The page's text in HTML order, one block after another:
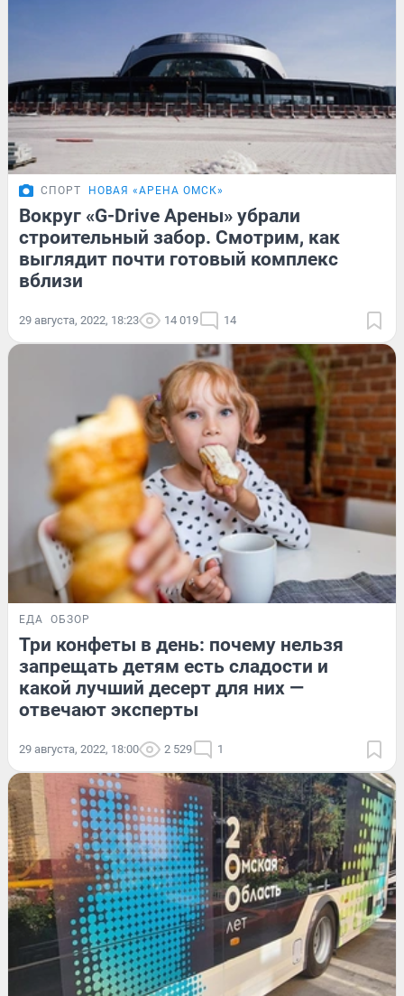
СПОРТ НОВАЯ «АРЕНА ОМСК»
Вокруг «G-Drive Арены» убрали
строительный забор. Смотрим, как
выглядит почти готовый комплекс
вблизи
29 августа, 2022, 18:23 14 019 14
ЕДА ОБЗОР
Три конфеты в день: почему нельзя
запрещать детям есть сладости и
какой лучший десерт для них —
отвечают эксперты
29 августа, 2022, 18:00 2 529 1